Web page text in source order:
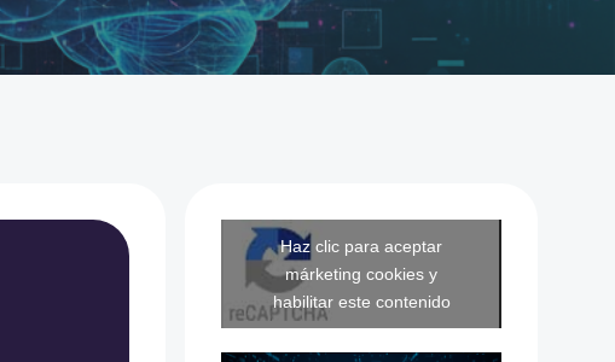
Haz clic para aceptar
márketing cookies y
habilitar este contenido